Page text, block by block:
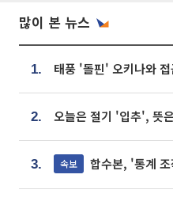
많이 본 뉴스
1.
2. 오늘은 절기 '입추', 뜻
3. 속보 합수본, '통계 조작' 서울